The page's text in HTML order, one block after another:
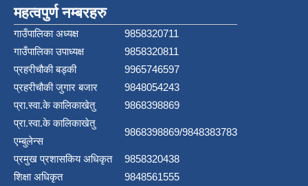
महत्वपुर्ण नम्बरहरु
गाउँपालिका अध्यक्ष
9858320711
गाउँपालिका उपाध्यक्ष
9858320811
प्रहरीचौकी बड्की
9965746597
प्रहरीचौकी जुगार बजार
9848054243
प्रा.स्वा.के कालिकाखेतु
9868398869
प्रा.स्वा.के कालिकाखेतु
एम्बुलेन्स
9868398869/9848383783
प्रमुख प्रशासकिय अधिकृत
9858320438
शिक्षा अधिकृत
9848561555